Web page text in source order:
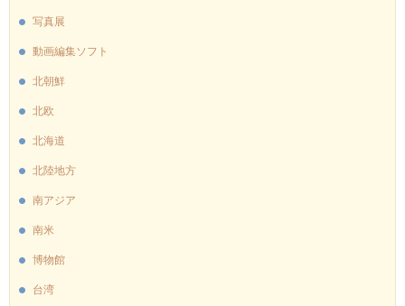
写真展
動画編集ソフト
北朝鮮
北欧
北海道
北陸地方
南アジア
南米
博物館
台湾